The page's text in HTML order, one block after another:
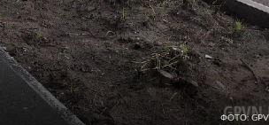
ФОТО: